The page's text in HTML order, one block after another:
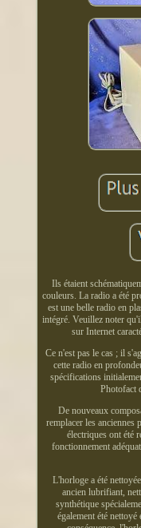
Ils étaient
couleurs. La radio a été
est une belle radio en
intégré. Veuillez noter
sur Internet
Ce n'est pas le cas ; il
cette radio en
spécifications
Photofact
De nouveaux
remplacer les anciennes
électriques ont été
fonctionnement
L'horloge a été
ancien lubrifiant,
synthétique
également été